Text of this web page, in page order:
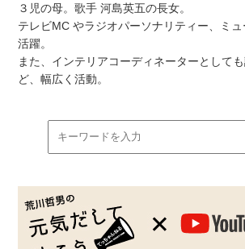
３児の母。歌手 河島英五の長女。
テレビMC やラジオパーソナリティー、ミ
活躍。
また、インテリアコーディネーターとして
ど、幅広く活動。